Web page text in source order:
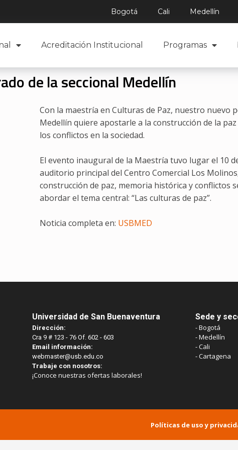
Bogotá Cali Medellín
Acreditación Institucional Programas
de la seccional Medellín
Con la maestría en Culturas de Paz, nuestro nuevo
Medellín quiere apostarle a la construcción de la
los conflictos en la sociedad.
El evento inaugural de la Maestría tuvo lugar el 10
auditorio principal del Centro Comercial Los
construcción de paz, memoria histórica y conflictos
abordar el tema central: “Las culturas de paz”.
Noticia completa en: USBMED
Universidad de San Buenaventura
Dirección:
Cra 9 # 123 - 76 Of. 602 - 603
Email información:
webmaster@usb.edu.co
Trabaje con nosotros:
¡Conoce nuestras ofertas laborales!
Sede y
- Bogotá
- Medellín
- Cali
- Cartagena
Políticas de uso y